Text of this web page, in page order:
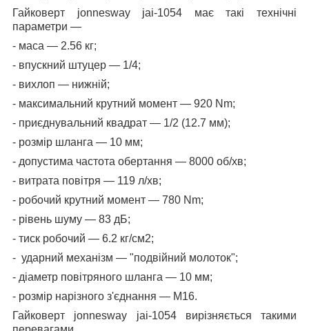
Гайковерт jonnesway jai-1054 має такі технічні
параметри —
- маса — 2.56 кг;
- впускний штуцер — 1/4;
- вихлоп — нижній;
- максимальний крутний момент — 920 Nm;
- приєднувальний квадрат — 1/2 (12.7 мм);
- розмір шланга — 10 мм;
- допустима частота обертання — 8000 об/хв;
- витрата повітря — 119 л/хв;
- робочий крутний момент — 780 Nm;
- рівень шуму — 83 дБ;
- тиск робочий — 6.2 кг/см2;
- ударний механізм — "подвійний молоток";
- діаметр повітряного шланга — 10 мм;
- розмір нарізного з'єднання — М16.
Гайковерт jonnesway jai-1054 вирізняється такими